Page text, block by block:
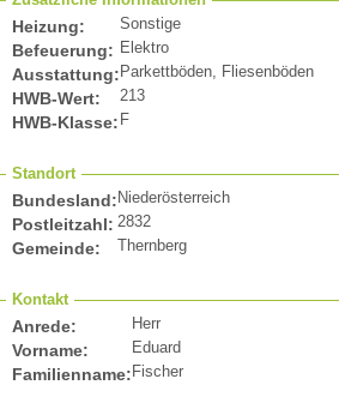
Heizung: Sonstige
Befeuerung: Elektro
Ausstattung: Parkettböden, Fliesenböden
HWB-Wert: 213
HWB-Klasse: F
Standort
Bundesland: Niederösterreich
Postleitzahl: 2832
Gemeinde: Thernberg
Kontakt
Anrede: Herr
Vorname: Eduard
Familienname: Fischer